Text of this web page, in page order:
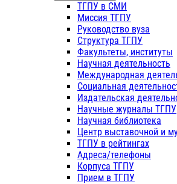
ТГПУ в СМИ
Миссия ТГПУ
Руководство вуза
Структура ТГПУ
Факультеты, институты
Научная деятельность
Международная
Социальная
Издательская
Научные журналы ТГПУ
Научная библиотека
Центр выставочной и
ТГПУ в рейтингах
Адреса/телефоны
Корпуса ТГПУ
Прием в ТГПУ